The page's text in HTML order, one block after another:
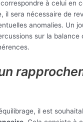
à celui en
il sera nécessaire de
anomalies. Un
sur la balance
il est